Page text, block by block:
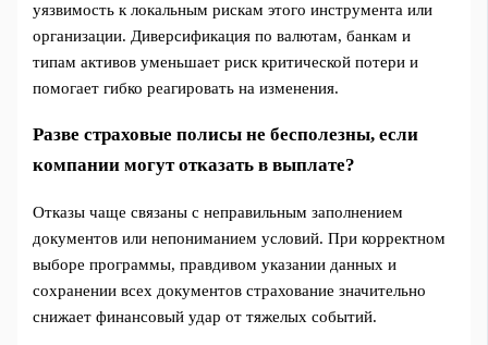
уязвимость к локальным рискам этого инструмента или
организации. Диверсификация по валютам, банкам и
типам активов уменьшает риск критической потери и
помогает гибко реагировать на изменения.
Разве страховые полисы не бесполезны, если
компании могут отказать в выплате?
Отказы чаще связаны с неправильным заполнением
документов или непониманием условий. При корректном
выборе программы, правдивом указании данных и
сохранении всех документов страхование значительно
снижает финансовый удар от тяжелых событий.